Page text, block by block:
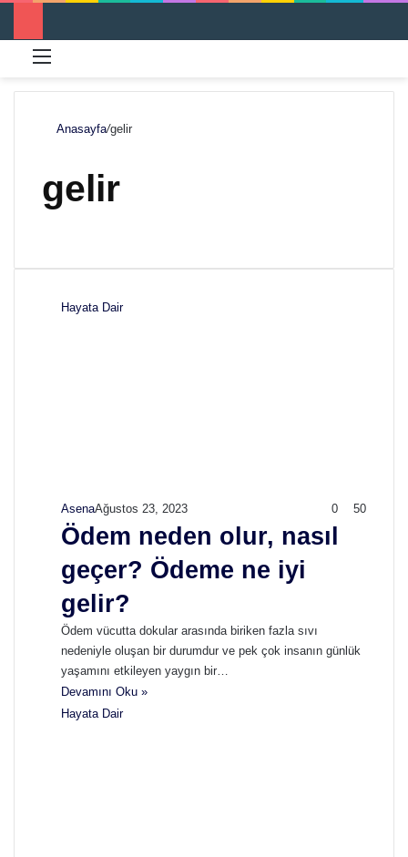
Anasayfa/gelir
gelir
Hayata Dair
AsenaAğustos 23, 2023 0 50
Ödem neden olur, nasıl
geçer? Ödeme ne iyi
gelir?
Ödem vücutta dokular arasında biriken fazla sıvı
nedeniyle oluşan bir durumdur ve pek çok insanın günlük
yaşamını etkileyen yaygın bir…
Devamını Oku »
Hayata Dair